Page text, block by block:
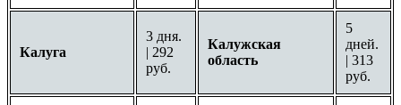
Калуга
3 дня.
| 292
руб.
Калужская
область
5
дней.
| 313
руб.